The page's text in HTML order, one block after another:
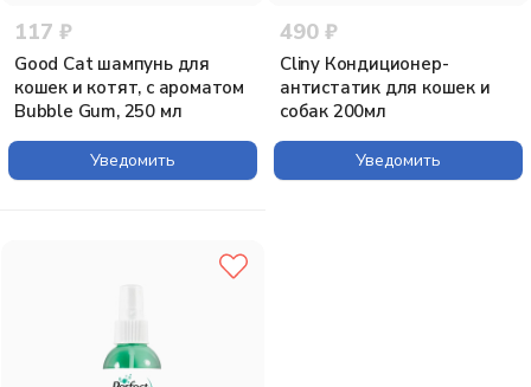
117 ₽
Good Сat шампунь для
кошек и котят, с ароматом
Bubble Gum, 250 мл
Уведомить
490 ₽
Cliny Кондиционер-
антистатик для кошек и
собак 200мл
Уведомить